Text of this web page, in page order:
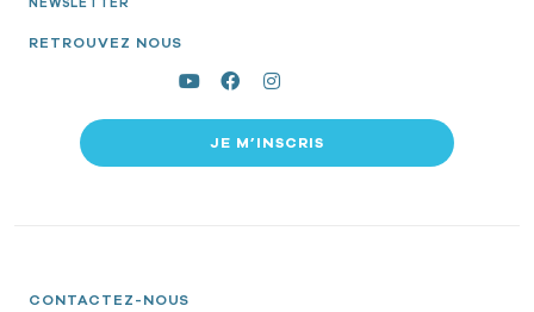
JE M’INSCRIS
RETROUVEZ NOUS
CONTACTEZ-NOUS